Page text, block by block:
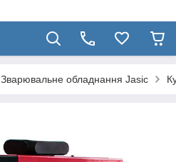
Зварювальне обладнання Jasic